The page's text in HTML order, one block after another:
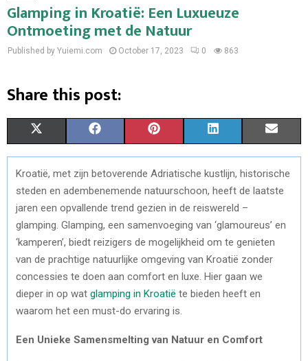
Glamping in Kroatië: Een Luxueuze
Ontmoeting met de Natuur
Published by Yuiemi.com October 17, 2023 0 863
Share this post:
H
A
R
E
N
(
T
W
I
T
H
A
R
E
N
A
C
E
B
O
H
A
R
E
N
I
N
T
E
E
H
A
R
E
O
N
I
N
K
E
D
I
H
A
E
M
A
L
Kroatië, met zijn betoverende Adriatische kustlijn, historische
steden en adembenemende natuurschoon, heeft de laatste
jaren een opvallende trend gezien in de reiswereld –
glamping. Glamping, een samenvoeging van ‘glamoureus’ en
‘kamperen’, biedt reizigers de mogelijkheid om te genieten
van de prachtige natuurlijke omgeving van Kroatië zonder
concessies te doen aan comfort en luxe. Hier gaan we
dieper in op wat glamping in Kroatië te bieden heeft en
waarom het een must-do ervaring is.
Een Unieke Samensmelting van Natuur en Comfort